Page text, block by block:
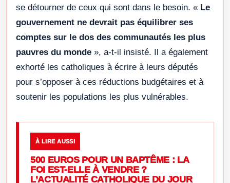
se détourner de ceux qui sont dans le besoin. « Le
gouvernement ne devrait pas équilibrer ses
comptes sur le dos des communautés les plus
pauvres du monde », a-t-il insisté. Il a également
exhorté les catholiques à écrire à leurs députés
pour s’opposer à ces réductions budgétaires et à
soutenir les populations les plus vulnérables.
À LIRE AUSSI
500 EUROS POUR UN BAPTÊME : LA
FOI EST-ELLE À VENDRE ?
L’ACTUALITÉ CATHOLIQUE DU JOUR